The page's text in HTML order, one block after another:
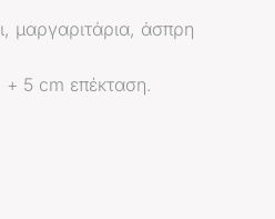
μαργαριτάρια, άσπρη
+ 5 cm επέκταση.